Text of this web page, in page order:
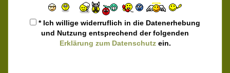
* Ich willige widerruflich in die Datenerhebung
und Nutzung entsprechend der folgenden
Erklärung zum Datenschutzein.